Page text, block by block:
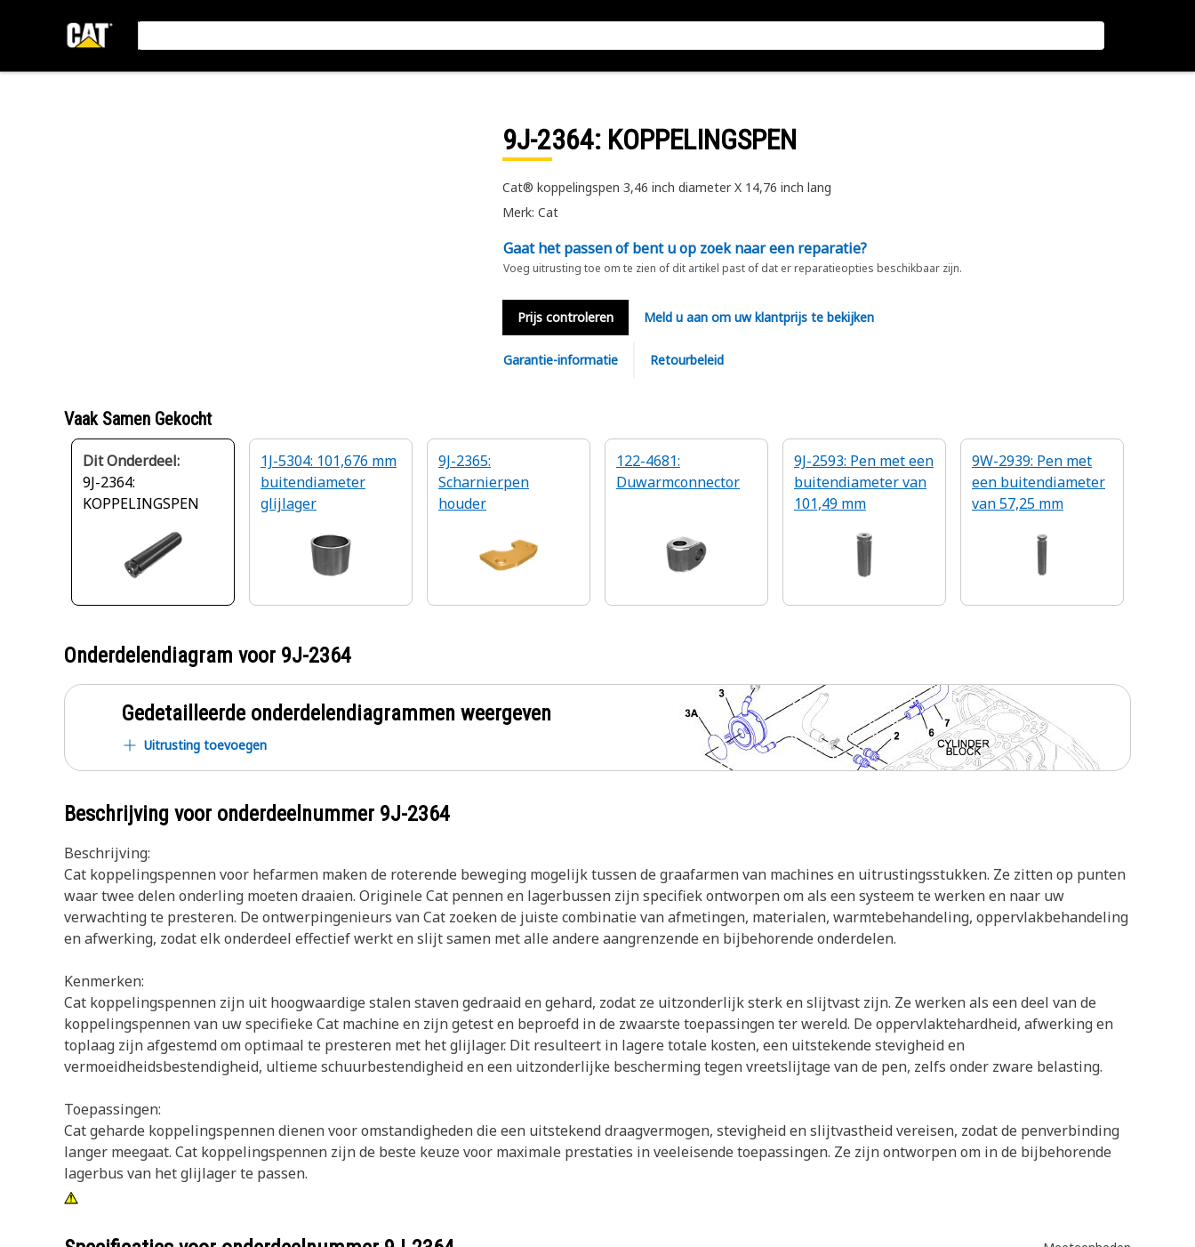
9J-2364: KOPPELINGSPEN
Cat® koppelingspen 3,46 inch diameter X 14,76 inch lang
Merk: Cat
Gaat het passen of bent u op zoek naar een reparatie?
Voeg uitrusting toe om te zien of dit artikel past of dat er reparatieopties beschikbaar zijn.
Prijs controleren Meld u aan om uw klantprijs te bekijken
Garantie-informatie Retourbeleid
Vaak Samen Gekocht
Dit Onderdeel:
9J-2364:
KOPPELINGSPEN
1J-5304: 101,676 mm
buitendiameter
glijlager
9J-2365:
Scharnierpen
houder
122-4681:
Duwarmconnector
9J-2593: Pen met een
buitendiameter van
101,49 mm
9W-2939: Pen met
een buitendiameter
van 57,25 mm
Onderdelendiagram voor 9J-2364
Gedetailleerde onderdelendiagrammen weergeven
Uitrusting toevoegen
Beschrijving voor onderdeelnummer 9J-2364
Beschrijving:
Cat koppelingspennen voor hefarmen maken de roterende beweging mogelijk tussen de graafarmen van machines en uitrustingsstukken. Ze zitten op punten
waar twee delen onderling moeten draaien. Originele Cat pennen en lagerbussen zijn specifiek ontworpen om als een systeem te werken en naar uw
verwachting te presteren. De ontwerpingenieurs van Cat zoeken de juiste combinatie van afmetingen, materialen, warmtebehandeling, oppervlakbehandeling
en afwerking, zodat elk onderdeel effectief werkt en slijt samen met alle andere aangrenzende en bijbehorende onderdelen.
Kenmerken:
Cat koppelingspennen zijn uit hoogwaardige stalen staven gedraaid en gehard, zodat ze uitzonderlijk sterk en slijtvast zijn. Ze werken als een deel van de
koppelingspennen van uw specifieke Cat machine en zijn getest en beproefd in de zwaarste toepassingen ter wereld. De oppervlaktehardheid, afwerking en
toplaag zijn afgestemd om optimaal te presteren met het glijlager. Dit resulteert in lagere totale kosten, een uitstekende stevigheid en
vermoeidheidsbestendigheid, ultieme schuurbestendigheid en een uitzonderlijke bescherming tegen vreetslijtage van de pen, zelfs onder zware belasting.
Toepassingen:
Cat geharde koppelingspennen dienen voor omstandigheden die een uitstekend draagvermogen, stevigheid en slijtvastheid vereisen, zodat de penverbinding
langer meegaat. Cat koppelingspennen zijn de beste keuze voor maximale prestaties in veeleisende toepassingen. Ze zijn ontworpen om in de bijbehorende
lagerbus van het glijlager te passen.